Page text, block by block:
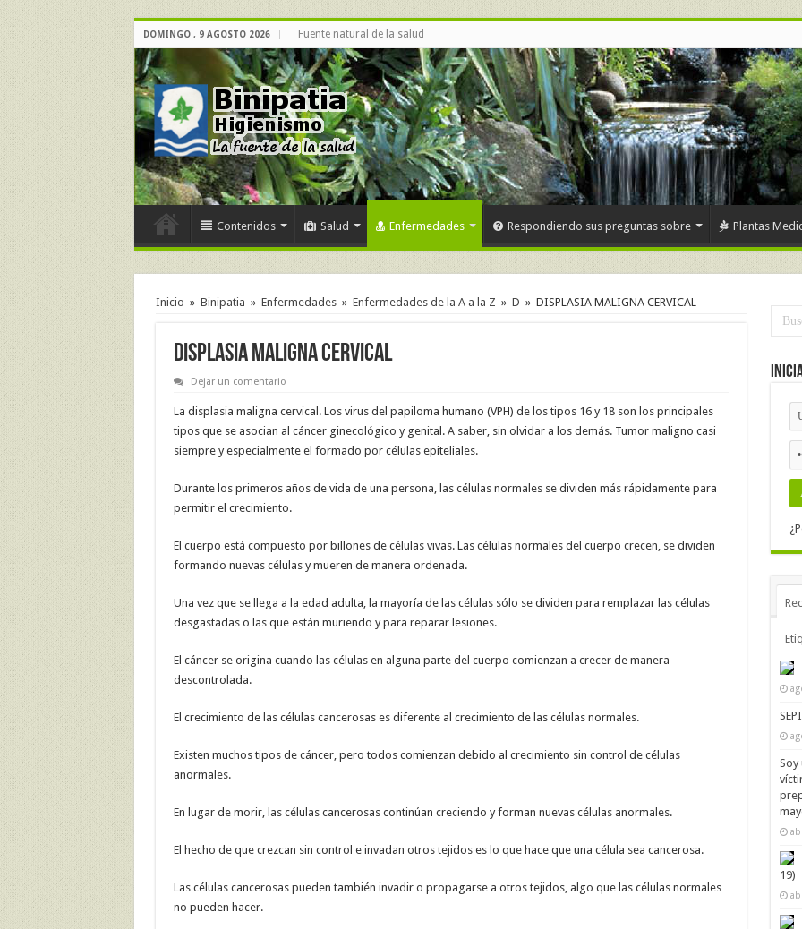
DOMINGO , 9 AGOSTO 2026 Fuente natural de la salud
Contenidos Salud Enfermedades Respondiendo sus preguntas sobre Plantas
Inicio » Binipatia » Enfermedades » Enfermedades de la A a la Z » D » DISPLASIA MALIGNA CERVICAL
DISPLASIA MALIGNA CERVICAL
Dejar un comentario
La displasia maligna cervical. Los virus del papiloma humano (VPH) de los tipos 16 y 18 son los principales
tipos que se asocian al cáncer ginecológico y genital. A saber, sin olvidar a los demás. Tumor maligno casi
siempre y especialmente el formado por células epiteliales.
Durante los primeros años de vida de una persona, las células normales se dividen más rápidamente para
permitir el crecimiento.
El cuerpo está compuesto por billones de células vivas. Las células normales del cuerpo crecen, se dividen
formando nuevas células y mueren de manera ordenada.
Una vez que se llega a la edad adulta, la mayoría de las células sólo se dividen para remplazar las células
desgastadas o las que están muriendo y para reparar lesiones.
El cáncer se origina cuando las células en alguna parte del cuerpo comienzan a crecer de manera
descontrolada.
El crecimiento de las células cancerosas es diferente al crecimiento de las células normales.
Existen muchos tipos de cáncer, pero todos comienzan debido al crecimiento sin control de células
anormales.
En lugar de morir, las células cancerosas continúan creciendo y forman nuevas células anormales.
El hecho de que crezcan sin control e invadan otros tejidos es lo que hace que una célula sea cancerosa.
Las células cancerosas pueden también invadir o propagarse a otros tejidos, algo que las células normales
no pueden hacer.
Soy
19)